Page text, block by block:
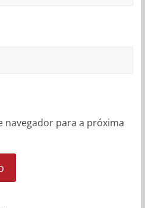
navegador para a próxima